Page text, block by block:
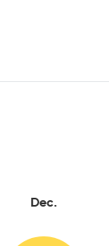
Dec.